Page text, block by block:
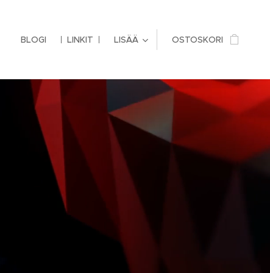
BLOGI LINKIT LISÄÄ OSTOSKORI